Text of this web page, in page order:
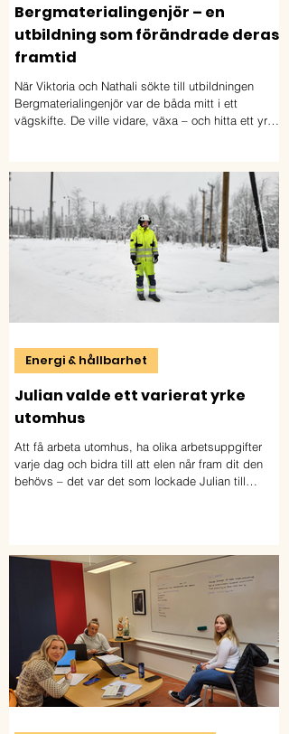
Bergmaterialingenjör – en
utbildning som förändrade deras
framtid
När Viktoria och Nathali sökte till utbildningen
Bergmaterialingenjör var de båda mitt i ett
vägskifte. De ville vidare, växa – och hitta ett yrke
nya möjligheter. Idag arbetar båda inom
branschen.
Julian valde ett varierat yrke
utomhus
Att få arbeta utomhus, ha olika arbetsuppgifter
varje dag och bidra till att elen når fram dit den
behövs – det var det som lockade Julian till
Energi & hållbarhet